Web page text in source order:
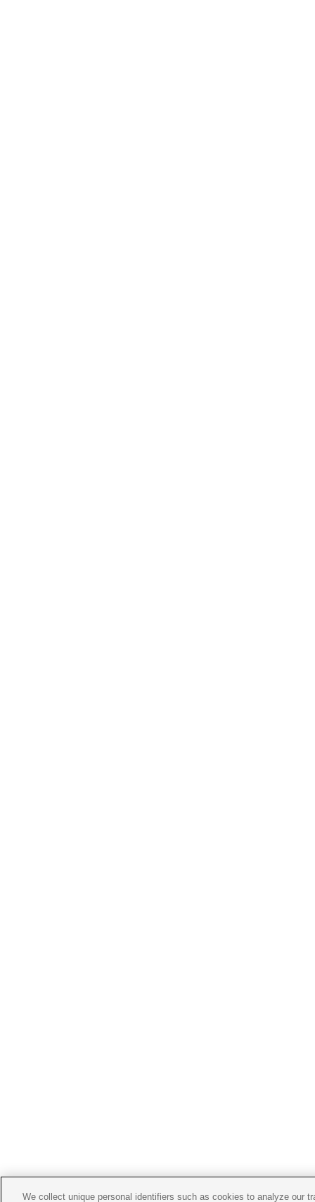
We collect unique personal identifiers such as cookies to analyze our